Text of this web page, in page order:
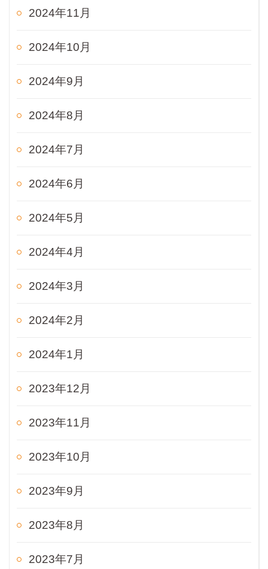
2024年11月
2024年10月
2024年9月
2024年8月
2024年7月
2024年6月
2024年5月
2024年4月
2024年3月
2024年2月
2024年1月
2023年12月
2023年11月
2023年10月
2023年9月
2023年8月
2023年7月